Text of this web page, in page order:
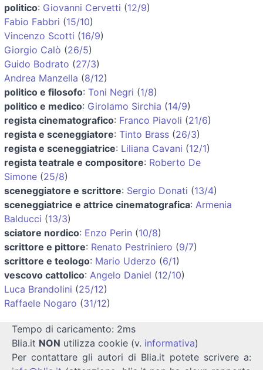
politico: Giovanni Cervetti (12/9)
Fabio Fabbri (15/10)
Vincenzo Scotti (16/9)
Giorgio Calò (26/5)
Guido Bodrato (27/3)
Andrea Manzella (8/12)
politico e filosofo: Toni Negri (1/8)
politico e medico: Girolamo Sirchia (14/9)
regista cinematografico: Franco Piavoli (21/6)
regista e sceneggiatore: Tinto Brass (26/3)
regista e sceneggiatrice: Liliana Cavani (12/1)
regista teatrale e compositore: Roberto De
Simone (25/8)
sceneggiatore e scrittore: Sergio Donati (13/4)
sceneggiatrice e attrice cinematografica: Armenia
Balducci (13/3)
sciatore nordico: Enzo Perin (10/8)
scrittore e pittore: Renato Pestriniero (9/7)
scrittore e teologo: Mario Uderzo (6/1)
vescovo cattolico: Angelo Daniel (12/10)
Luca Brandolini (25/12)
Raffaele Nogaro (31/12)
Tempo di caricamento: 2ms
Blia.it NON utilizza cookie (v. informativa)
Per contattare gli autori di Blia.it potete scrivere a: